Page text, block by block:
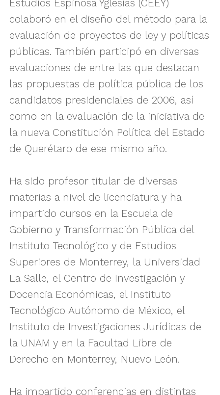
Estudios Espinosa Yglesias (CEEY)
colaboró en el diseño del método para la
evaluación de proyectos de ley y políticas
públicas. También participó en diversas
evaluaciones de entre las que destacan
las propuestas de política pública de los
candidatos presidenciales de 2006, así
como en la evaluación de la iniciativa de
la nueva Constitución Política del Estado
de Querétaro de ese mismo año.
Ha sido profesor titular de diversas
materias a nivel de licenciatura y ha
impartido cursos en la Escuela de
Gobierno y Transformación Pública del
Instituto Tecnológico y de Estudios
Superiores de Monterrey, la Universidad
La Salle, el Centro de Investigación y
Docencia Económicas, el Instituto
Tecnológico Autónomo de México, el
Instituto de Investigaciones Jurídicas de
la UNAM y en la Facultad Libre de
Derecho en Monterrey, Nuevo León.
Ha impartido conferencias en distintas